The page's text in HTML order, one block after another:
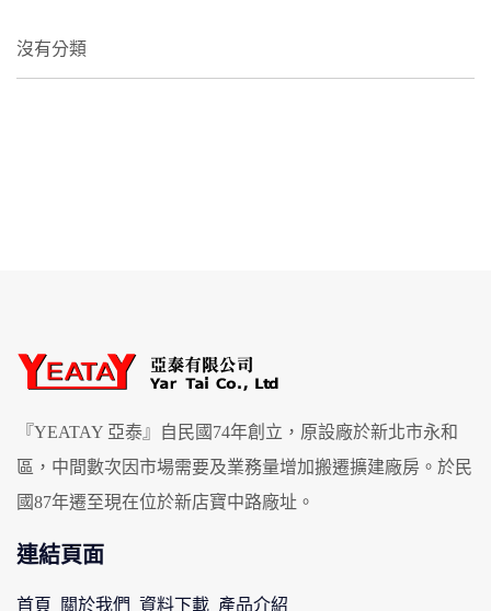
沒有分類
『YEATAY 亞泰』自民國74年創立，原設廠於新北市永和
區，中間數次因市場需要及業務量增加搬遷擴建廠房。於民
國87年遷至現在位於新店寶中路廠址。
連結頁面
首頁 關於我們 資料下載 產品介紹